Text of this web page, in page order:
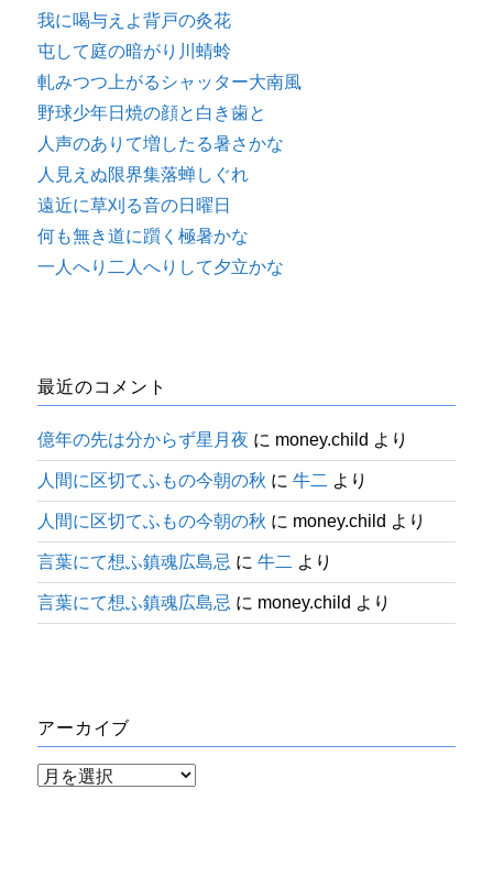
我に喝与えよ背戸の灸花
屯して庭の暗がり川蜻蛉
軋みつつ上がるシャッター大南風
野球少年日焼の顔と白き歯と
人声のありて増したる暑さかな
人見えぬ限界集落蝉しぐれ
遠近に草刈る音の日曜日
何も無き道に躓く極暑かな
一人へり二人へりして夕立かな
最近のコメント
億年の先は分からず星月夜 に money.child より
人間に区切てふもの今朝の秋 に牛二 より
人間に区切てふもの今朝の秋 に money.child より
言葉にて想ふ鎮魂広島忌 に牛二 より
言葉にて想ふ鎮魂広島忌 に money.child より
アーカイブ
ア